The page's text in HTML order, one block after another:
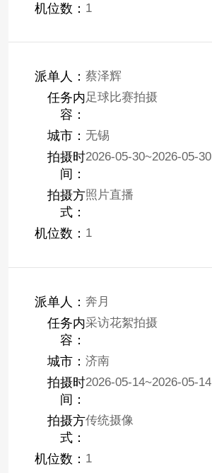
机位数： 1
派单人： 蔡泽辉
任务内
容：
足球比赛拍摄
城市： 无锡
拍摄时
间：
2026-05-30~2026-05-30
拍摄方
式：
照片直播
机位数： 1
派单人： 奔月
任务内
容：
采访花絮拍摄
城市： 济南
拍摄时
间：
2026-05-14~2026-05-14
拍摄方
式：
传统摄像
机位数： 1